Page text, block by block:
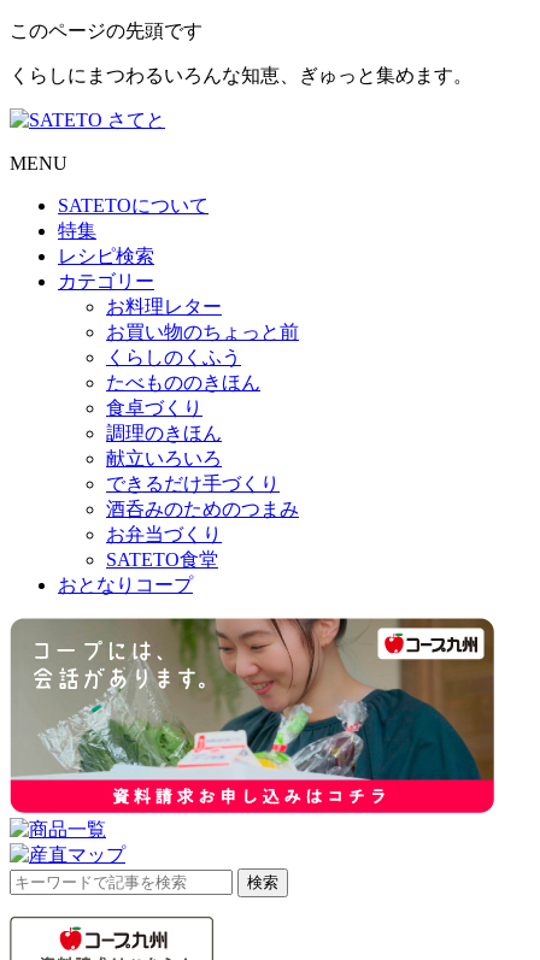
このページの先頭です
くらしにまつわるいろんな知恵、ぎゅっと集めます。
MENU
SATETOについて
特集
レシピ検索
カテゴリー
お料理レター
お買い物のちょっと前
くらしのくふう
たべもののきほん
食卓づくり
調理のきほん
献立いろいろ
できるだけ手づくり
酒呑みのためのつまみ
お弁当づくり
SATETO食堂
おとなりコープ
検
検索